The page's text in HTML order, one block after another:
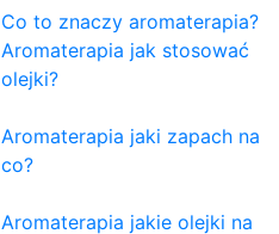
Co to znaczy aromaterapia?
Aromaterapia jak stosować
olejki?
Aromaterapia jaki zapach na
co?
Aromaterapia jakie olejki na